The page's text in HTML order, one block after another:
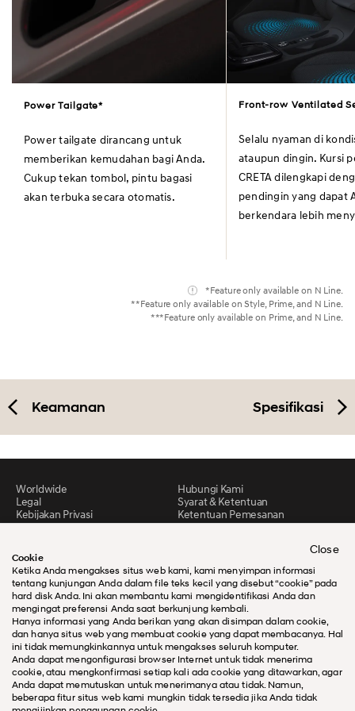
Cookie
Ketika Anda mengakses situs web kami, kami menyimpan informasi
tentang kunjungan Anda dalam file teks kecil yang disebut “cookie” pada
hard disk Anda. Ini akan membantu kami mengidentifikasi Anda dan
mengingat preferensi Anda saat berkunjung kembali.
Hanya informasi yang Anda berikan yang akan disimpan dalam cookie,
dan hanya situs web yang membuat cookie yang dapat membacanya. Hal
ini tidak memungkinkannya untuk mengakses seluruh komputer.
Anda dapat mengonfigurasi browser Internet untuk tidak menerima
cookie, atau mengkonfirmasi setiap kali ada cookie yang ditawarkan, agar
Anda dapat memutuskan untuk menerimanya atau tidak. Namun,
beberapa fitur situs web kami mungkin tidak tersedia jika Anda tidak
Close
Power Tailgate*
Power tailgate dirancang untuk
memberikan kemudahan bagi Anda.
Cukup tekan tombol, pintu bagasi
akan terbuka secara otomatis.
Front-row Ventilated
Selalu nyaman di
ataupun dingin. Kursi
CRETA dilengkapi
pendingin yang dapat
berkendara lebih
*Feature only available on N Line.
**Feature only available on Style, Prime, and N Line.
***Feature only available on Prime, and N Line.
Keamanan Spesifikasi
Worldwide
Hubungi Kami
Legal
Syarat & Ketentuan
Kebijakan Privasi
Ketentuan Pemesanan
Peta situs